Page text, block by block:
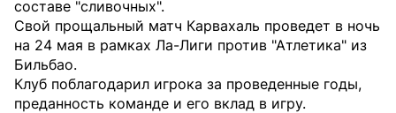
составе "сливочных".
Свой прощальный матч Карвахаль проведет в ночь
на 24 мая в рамках Ла-Лиги против "Атлетика" из
Бильбао.
Клуб поблагодарил игрока за проведенные годы,
преданность команде и его вклад в игру.